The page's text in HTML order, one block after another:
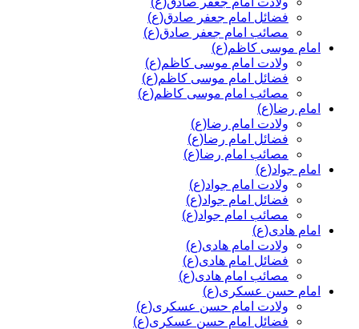
فضائل امام جعفر صادق(ع)
مصائب امام جعفر صادق(ع)
امام موسی کاظم(ع)
ولادت امام موسی کاظم(ع)
فضائل امام موسی کاظم(ع)
مصائب امام موسی کاظم(ع)
امام رضا(ع)
ولادت امام رضا(ع)
فضائل امام رضا(ع)
مصائب امام رضا(ع)
امام جواد(ع)
ولادت امام جواد(ع)
فضائل امام جواد(ع)
مصائب امام جواد(ع)
امام هادی(ع)
ولادت امام هادی(ع)
فضائل امام هادی(ع)
مصائب امام هادی(ع)
امام حسن عسکری(ع)
ولادت امام حسن عسکری(ع)
فضائل امام حسن عسکری(ع)